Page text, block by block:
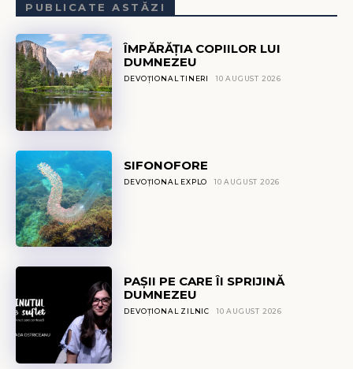
PUBLICATE ASTĂZI
ÎMPĂRĂȚIA COPIILOR LUI
DUMNEZEU
DEVOȚIONAL TINERI 10 AUGUST 2026
SIFONOFORE
DEVOȚIONAL EXPLO 10 AUGUST 2026
PAȘII PE CARE ÎI SPRIJINĂ
DUMNEZEU
DEVOȚIONAL ZILNIC 10 AUGUST 2026